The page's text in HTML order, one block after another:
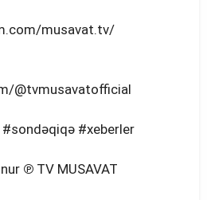
musavat.tv/
@tvmusavatofficial
#xeberler
℗ TV MUSAVAT